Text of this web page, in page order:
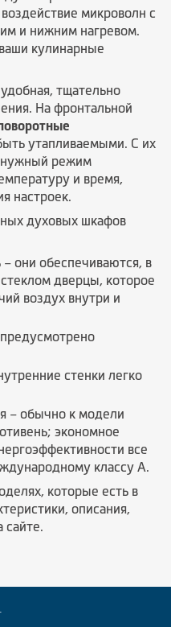
микроволн с
и нижним нагревом.
кулинарные
тщательно
На фронтальной
утапливаемыми. С их
режим
и время,
настроек.
духовых шкафов
– они обеспечиваются, в
дверцы, которое
воздух внутри и
стенки легко
– обычно к модели
экономное
все
классу A.
которые есть в
описания,